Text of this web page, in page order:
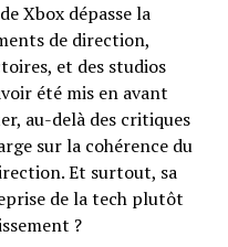
Xbox dépasse la
de direction,
et des studios
été mis en avant
au-delà des critiques
sur la cohérence du
Et surtout, sa
de la tech plutôt
?